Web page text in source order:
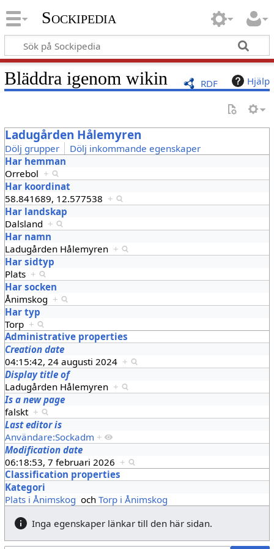
Sockipedia
RDF Hjälp
Bläddra igenom wikin
Ladugården Hålemyren
Dölj grupper
Dölj inkommande egenskaper
Har hemman
Orrebol +
Har koordinat
58.841689, 12.577538 +
Har landskap
Dalsland +
Har namn
Ladugården Hålemyren +
Har sidtyp
Plats +
Har socken
Ånimskog +
Har typ
Torp +
Administrative properties
Creation date
04:15:42, 24 augusti 2024 +
Display title of
Ladugården Hålemyren +
Is a new page
falskt +
Last editor is
Användare:Sockadm +
Modification date
06:18:53, 7 februari 2026 +
Classification properties
Kategori
Plats i Ånimskog och Torp i Ånimskog
Inga egenskaper länkar till den här sidan.